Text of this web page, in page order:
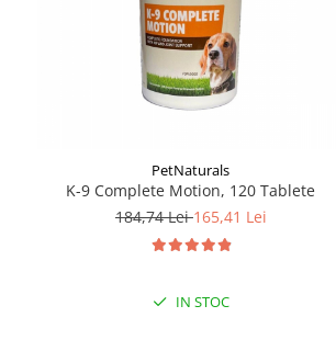
PetNaturals
K-9 Complete Motion, 120 Tablete
184,74 Lei165,41 Lei
IN STOC